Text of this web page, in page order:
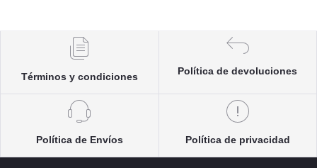
Términos y condiciones
Política de devoluciones
Política de Envíos Política de privacidad